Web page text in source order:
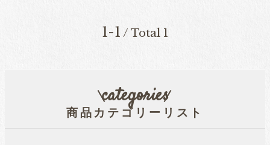
pearl1-1 / Total 1
categories
商品カテゴリーリスト